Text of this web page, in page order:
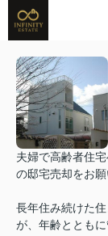
夫婦で高齢者住
の邸宅売却をお願
長年住み続けた
が、年齢ととも